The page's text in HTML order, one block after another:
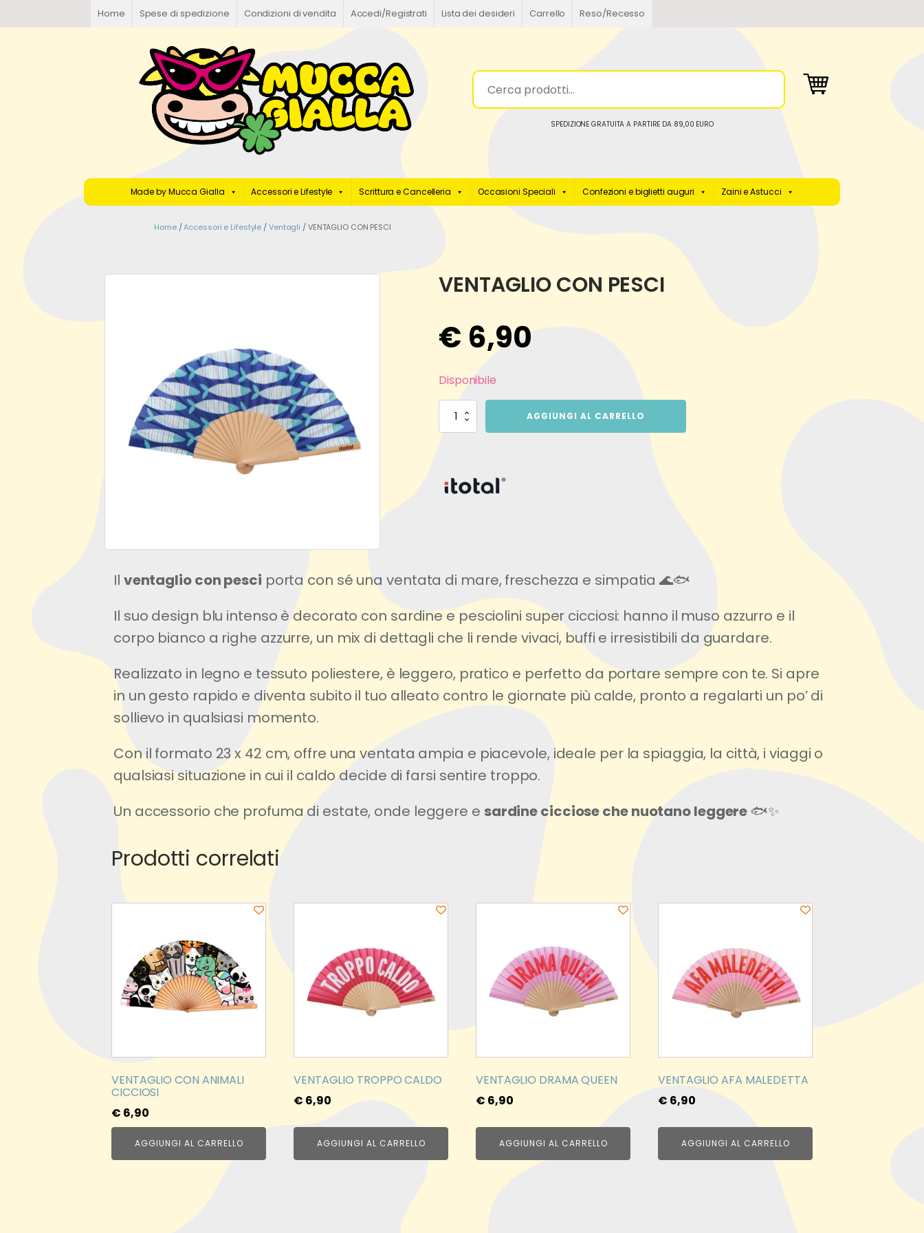
Home Spese di spedizione Condizioni di vendita Accedi/Registrati Lista dei desideri Carrello Reso/Recesso
SPEDIZIONE GRATUITA A PARTIRE DA 89,00 EURO
Made by Mucca Gialla Accessori e Lifestyle Scrittura e Cancelleria Occasioni Speciali Confezioni e biglietti auguri Zaini e Astucci
Home/Accessori e Lifestyle /Ventagli / VENTAGLIO CON PESCI
VENTAGLIO CON PESCI
€ 6,90
Disponibile
VENTAGLIO
AGGIUNGI AL CARRELLO
Il ventaglio con pesci porta con sé una ventata di mare, freschezza e simpatia 🌊🐟
Il suo design blu intenso è decorato con sardine e pesciolini super cicciosi: hanno il muso azzurro e il
corpo bianco a righe azzurre, un mix di dettagli che li rende vivaci, buffi e irresistibili da guardare.
Realizzato in legno e tessuto poliestere, è leggero, pratico e perfetto da portare sempre con te. Si apre
in un gesto rapido e diventa subito il tuo alleato contro le giornate più calde, pronto a regalarti un po’ di
sollievo in qualsiasi momento.
Con il formato 23 x 42 cm, offre una ventata ampia e piacevole, ideale per la spiaggia, la città, i viaggi o
qualsiasi situazione in cui il caldo decide di farsi sentire troppo.
Un accessorio che profuma di estate, onde leggere e sardine cicciose che nuotano leggere🐟✨
Prodotti correlati
VENTAGLIO CON ANIMALI
CICCIOSI
€ 6,90
AGGIUNGI AL CARRELLO
VENTAGLIO TROPPO CALDO
€ 6,90
AGGIUNGI AL CARRELLO
VENTAGLIO DRAMA QUEEN
€ 6,90
AGGIUNGI AL CARRELLO
VENTAGLIO AFA MALEDETTA
€ 6,90
AGGIUNGI AL CARRELLO